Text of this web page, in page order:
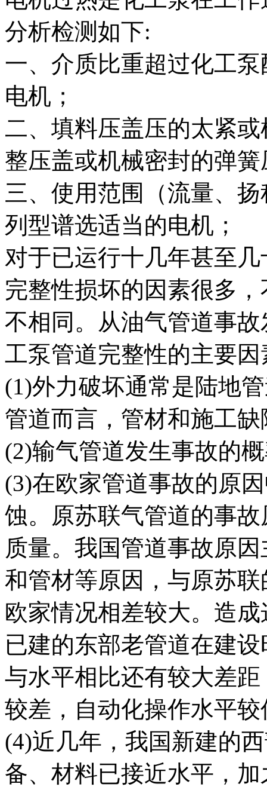
分析检测如下:
一、介质比重超过化工
电机；
二、填料压盖压的太紧
整压盖或机械密封的弹
三、使用范围（流量、
列型谱选适当的电机；
对于已运行十几年甚至
完整性损坏的因素很多
不相同。从油气管道事
工泵管道完整性的主要因
(1)外力破坏通常是陆地
管道而言，管材和施工
(2)输气管道发生事故的
(3)在欧家管道事故的原
蚀。原苏联气管道的事
质量。我国管道事故原
和管材等原因，与原苏
欧家情况相差较大。造
已建的东部老管道在建
与水平相比还有较大差
较差，自动化操作水平较
(4)近几年，我国新建的
备、材料已接近水平，